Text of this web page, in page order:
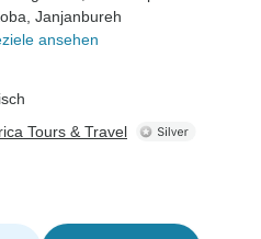
, Janjanbureh
ansehen
Tours & Travel